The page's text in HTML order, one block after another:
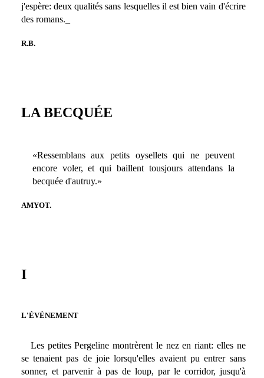
j'espère: deux qualités sans lesquelles il est bien vain d'écrire
des romans._
R.B.
LA BECQUÉE
«Ressemblans aux petits oysellets qui ne peuvent
encore voler, et qui baillent tousjours attendans la
becquée d'autruy.»
AMYOT.
I
L'ÉVÉNEMENT
Les petites Pergeline montrèrent le nez en riant: elles ne
se tenaient pas de joie lorsqu'elles avaient pu entrer sans
sonner, et parvenir à pas de loup, par le corridor, jusqu'à